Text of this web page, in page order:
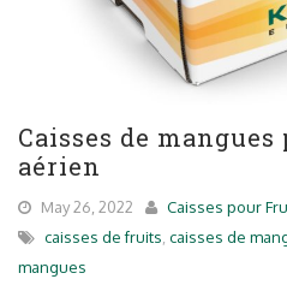
Caisses de
aérien
May 26, 2022
Caisses pour
caisses de fruits caisses de
mangues